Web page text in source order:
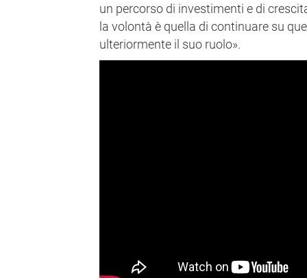
un percorso di investimenti e di
la volontà è quella di continuare su
ulteriormente il suo ruolo».